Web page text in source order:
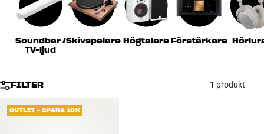
Kablar
Soundbar /
TV-ljud
Skivspelare HögtalareFörstärkare
FILTER 1 produkt
OUTLET - SPARA 18%